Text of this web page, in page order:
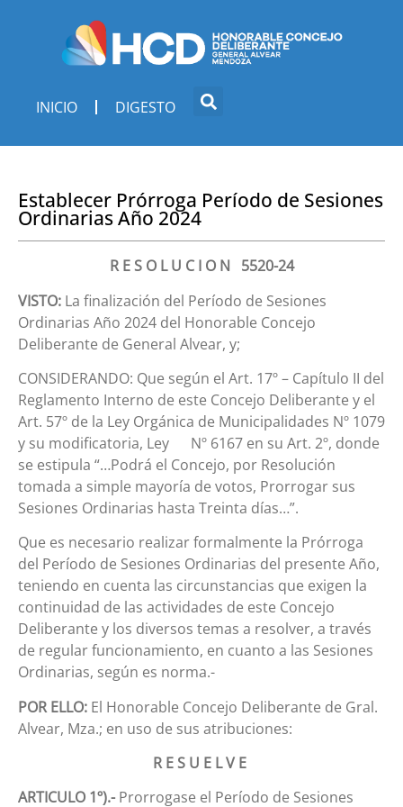
INICIO DIGESTO
Establecer Prórroga Período de Sesiones
Ordinarias Año 2024
R E S O L U C I O N 5520-24
VISTO: La finalización del Período de Sesiones
Ordinarias Año 2024 del Honorable Concejo
Deliberante de General Alvear, y;
CONSIDERANDO: Que según el Art. 17º – Capítulo II del
Reglamento Interno de este Concejo Deliberante y el
Art. 57º de la Ley Orgánica de Municipalidades Nº 1079
y su modificatoria, Ley Nº 6167 en su Art. 2º, donde
se estipula “…Podrá el Concejo, por Resolución
tomada a simple mayoría de votos, Prorrogar sus
Sesiones Ordinarias hasta Treinta días…”.
Que es necesario realizar formalmente la Prórroga
del Período de Sesiones Ordinarias del presente Año,
teniendo en cuenta las circunstancias que exigen la
continuidad de las actividades de este Concejo
Deliberante y los diversos temas a resolver, a través
de regular funcionamiento, en cuanto a las Sesiones
Ordinarias, según es norma.-
POR ELLO: El Honorable Concejo Deliberante de Gral.
Alvear, Mza.; en uso de sus atribuciones:
R E S U E L V E
ARTICULO 1º).-Prorrogase el Período de Sesiones